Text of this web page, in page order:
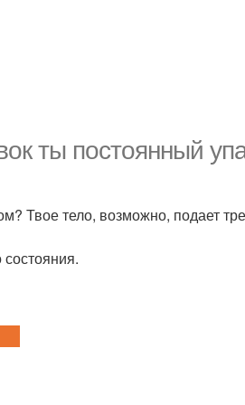
ты постоянный
Твое тело, возможно, подает